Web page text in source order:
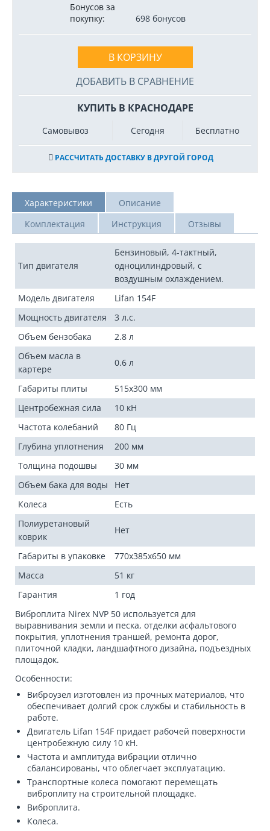
Бонусов за
покупку:
698 бонусов
В КОРЗИНУ
ДОБАВИТЬ В СРАВНЕНИЕ
КУПИТЬ В КРАСНОДАРЕ
Самовывоз Сегодня Бесплатно
РАССЧИТАТЬ ДОСТАВКУ В ДРУГОЙ ГОРОД
Характеристики
Описание
Комплектация
Инструкция Отзывы
Тип двигателя
Бензиновый, 4-тактный,
одноцилиндровый, с
воздушным охлаждением.
Модель двигателя
Lifan 154F
Мощность двигателя
3 л.с.
Объем бензобака
2.8 л
Объем масла в
картере
0.6 л
Габариты плиты
515х300 мм
Центробежная сила
10 кН
Частота колебаний
80 Гц
Глубина уплотнения
200 мм
Толщина подошвы
30 мм
Объем бака для воды
Нет
Колеса
Есть
Полиуретановый
коврик
Нет
Габариты в упаковке
770х385х650 мм
Масса
51 кг
Гарантия
1 год
Виброплита Nirex NVP 50 используется для
выравнивания земли и песка, отделки асфальтового
покрытия, уплотнения траншей, ремонта дорог,
плиточной кладки, ландшафтного дизайна, подъездных
площадок.
Особенности:
Виброузел изготовлен из прочных материалов, что
обеспечивает долгий срок службы и стабильность в
работе.
Двигатель Lifan 154F придает рабочей поверхности
центробежную силу 10 кН.
Частота и амплитуда вибрации отлично
сбалансированы, что облегчает эксплуатацию.
Транспортные колеса помогают перемещать
виброплиту на строительной площадке.
Виброплита.
Колеса.